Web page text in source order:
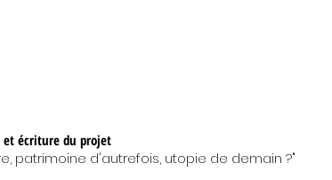
et écriture du projet
patrimoine d'autrefois, utopie de demain ?"